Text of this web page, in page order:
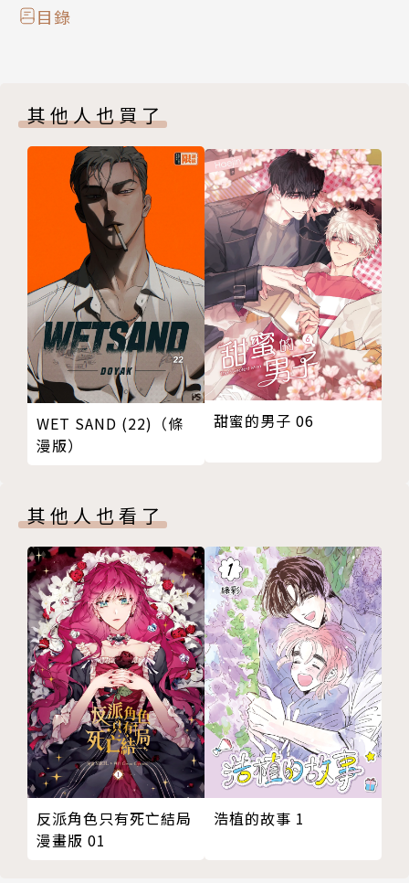
目錄
其他人也買了
WET SAND (22)（條
漫版）
甜蜜的男子 06
其他人也看了
反派角色只有死亡結局
漫畫版 01
浩植的故事 1